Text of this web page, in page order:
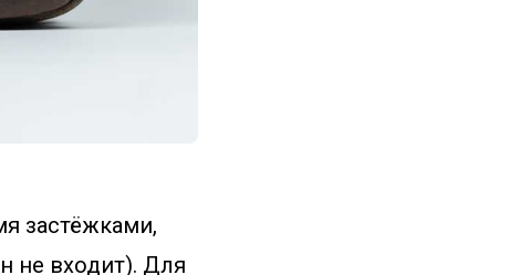
застёжками,
не входит). Для